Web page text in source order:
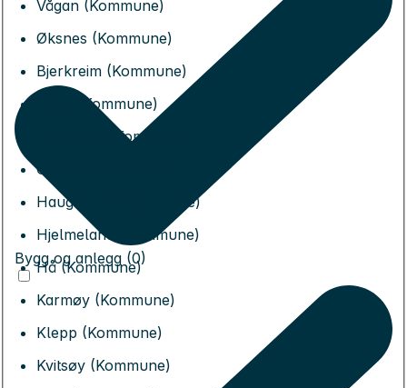
Vågan (Kommune)
Øksnes (Kommune)
Bjerkreim (Kommune)
Bokn (Kommune)
Eigersund (Kommune)
Gjesdal (Kommune)
Haugesund (Kommune)
Hjelmeland (Kommune)
Hå (Kommune)
Karmøy (Kommune)
Klepp (Kommune)
Kvitsøy (Kommune)
Bygg og anlegg (0)